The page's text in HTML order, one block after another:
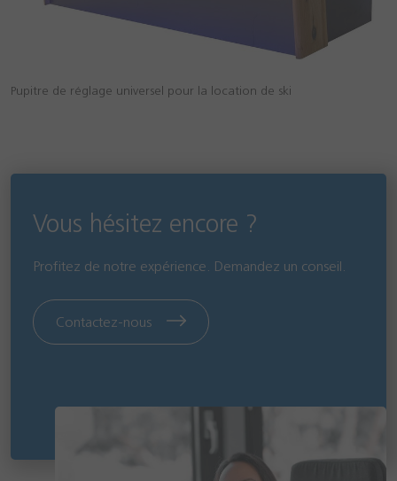
Pupitre de réglage universel pour la location de ski
Vous hésitez encore ?
Profitez de notre expérience. Demandez un conseil.
Contactez-nous